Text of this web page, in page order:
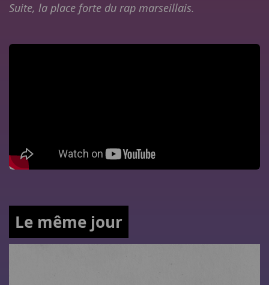
Suite, la place forte du rap marseillais.
Le même jour